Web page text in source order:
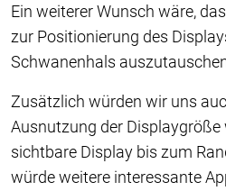
Ein weiterer Wunsch wäre,
zur Positionierung des
Schwanenhals
Zusätzlich würden wir uns
Ausnutzung der Displaygröße
sichtbare Display bis zum
würde weitere interessante